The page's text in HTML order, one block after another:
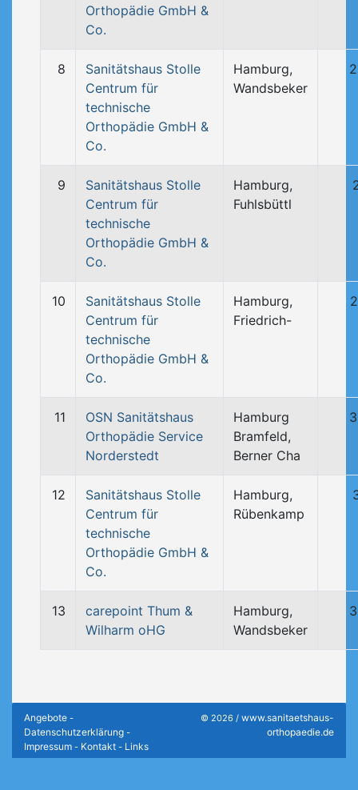
Orthopädie GmbH &
Co.
8
Sanitätshaus Stolle
Centrum für
technische
Orthopädie GmbH &
Co.
Hamburg,
Wandsbeker
9
Sanitätshaus Stolle
Centrum für
technische
Orthopädie GmbH &
Co.
Hamburg,
Fuhlsbüttl
10
Sanitätshaus Stolle
Centrum für
technische
Orthopädie GmbH &
Co.
Hamburg,
Friedrich-
11
OSN Sanitätshaus
Orthopädie Service
Norderstedt
Hamburg
Bramfeld,
Berner Cha
12
Sanitätshaus Stolle
Centrum für
technische
Orthopädie GmbH &
Co.
Hamburg,
Rübenkamp
13
carepoint Thum &
Wilharm oHG
Hamburg,
Wandsbeker
Angebote -
Datenschutzerklärung -
Impressum - Kontakt - Links
© 2026 / www.sanitaetshaus-
orthopaedie.de